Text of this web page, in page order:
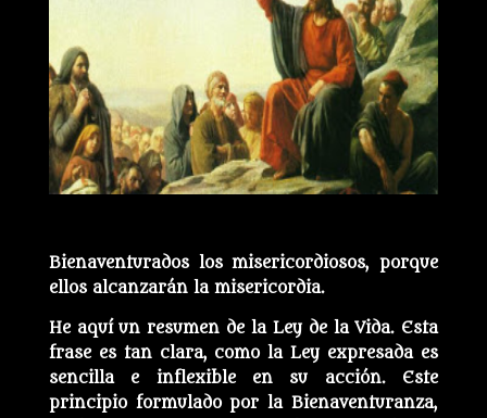
Bienaventurados los misericordiosos, porque
ellos alcanzarán la misericordia.
He aquí un resumen de la Ley de la Vida. Esta
frase es tan clara, como la Ley expresada es
sencilla e inflexible en su acción. Este
principio formulado por la Bienaventuranza,